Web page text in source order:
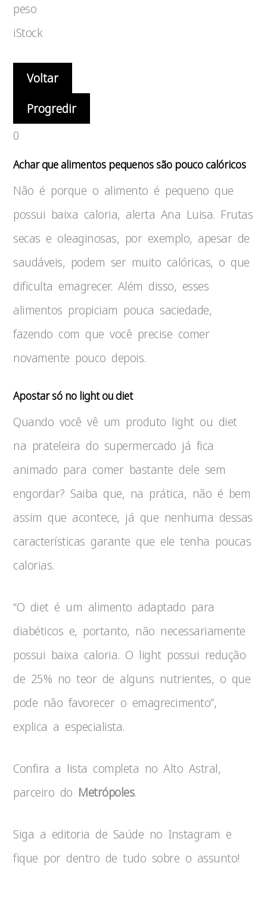
peso
iStock
Voltar
Progredir
0
Achar que alimentos pequenos são pouco calóricos
Não é porque o alimento é pequeno que
possui baixa caloria, alerta Ana Luisa. Frutas
secas e oleaginosas, por exemplo, apesar de
saudáveis, podem ser muito calóricas, o que
dificulta emagrecer. Além disso, esses
alimentos propiciam pouca saciedade,
fazendo com que você precise comer
novamente pouco depois.
Apostar só no light ou diet
Quando você vê um produto light ou diet
na prateleira do supermercado já fica
animado para comer bastante dele sem
engordar? Saiba que, na prática, não é bem
assim que acontece, já que nenhuma dessas
características garante que ele tenha poucas
calorias.
“O diet é um alimento adaptado para
diabéticos e, portanto, não necessariamente
possui baixa caloria. O light possui redução
de 25% no teor de alguns nutrientes, o que
pode não favorecer o emagrecimento”,
explica a especialista.
Confira a lista completa no Alto Astral,
parceiro do Metrópoles.
Siga a editoria de Saúde no Instagram e
fique por dentro de tudo sobre o assunto!